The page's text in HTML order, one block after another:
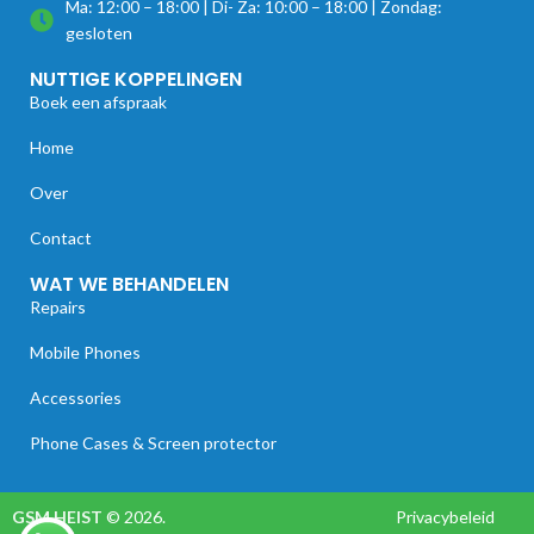
Ma: 12:00 – 18:00 | Di- Za: 10:00 – 18:00 | Zondag:
gesloten
NUTTIGE KOPPELINGEN
Boek een afspraak
Home
Over
Contact
WAT WE BEHANDELEN
Repairs
Mobile Phones
Accessories
Phone Cases & Screen protector
GSM HEIST © 2026.
Privacybeleid